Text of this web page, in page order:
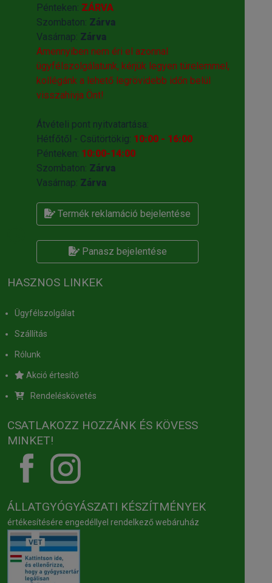
Pénteken: ZÁRVA
Szombaton: Zárva
Vasárnap: Zárva
Amennyiben nem éri el azonnal
ügyfélszolgálatunk, kérjük legyen türelemmel,
kollégánk a lehető legrövidebb időn belül
visszahivja Önt!
Átvételi pont nyitvatartása:
Hétfőtől - Csütörtökig: 10:00 - 16:00
Pénteken: 10:00-14:00
Szombaton: Zárva
Vasárnap: Zárva
Termék reklamáció bejelentése
Panasz bejelentése
HASZNOS LINKEK
Ügyfélszolgálat
Szállítás
Rólunk
Akció értesítő
Rendeléskövetés
CSATLAKOZZ HOZZÁNK ÉS KÖVESS
MINKET!
ÁLLATGYÓGYÁSZATI KÉSZÍTMÉNYEK
értékesítésére engedéllyel rendelkező webáruház